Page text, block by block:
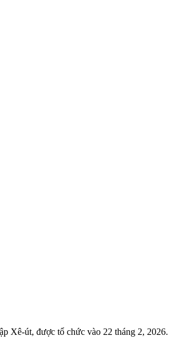
Xê-út, được tổ chức vào 22 tháng 2, 2026.